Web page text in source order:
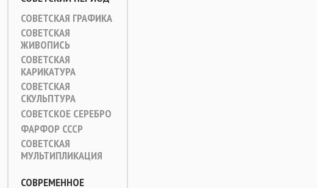
СОВЕТСКАЯ ГРАФИКА
СОВЕТСКАЯ
ЖИВОПИСЬ
СОВЕТСКАЯ
КАРИКАТУРА
СОВЕТСКАЯ
СКУЛЬПТУРА
СОВЕТСКОЕ СЕРЕБРО
ФАРФОР СССР
СОВЕТСКАЯ
МУЛЬТИПЛИКАЦИЯ
СОВРЕМЕННОЕ